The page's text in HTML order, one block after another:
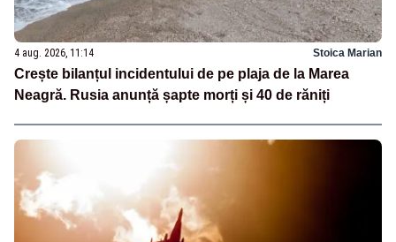
4 aug. 2026, 11:14 Stoica Marian
Crește bilanțul incidentului de pe plaja de la Marea
Neagră. Rusia anunță șapte morți și 40 de răniți